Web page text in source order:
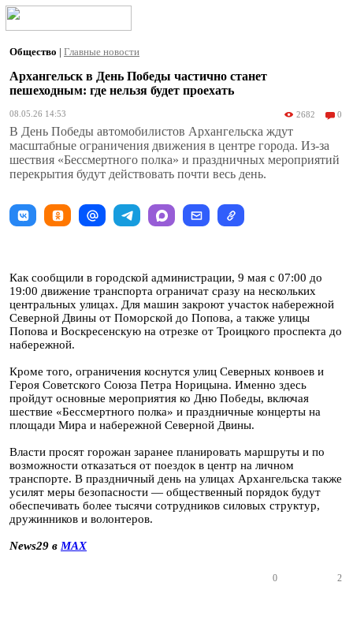
Общество | Главные новости
Архангельск в День Победы частично станет
пешеходным: где нельзя будет проехать
08.05.26 14:53 2682 0
В День Победы автомобилистов Архангельска ждут
масштабные ограничения движения в центре города. Из-за
шествия «Бессмертного полка» и праздничных мероприятий
перекрытия будут действовать почти весь день.
Как сообщили в городской администрации, 9 мая с 07:00 до
19:00 движение транспорта ограничат сразу на нескольких
центральных улицах. Для машин закроют участок набережной
Северной Двины от Поморской до Попова, а также улицы
Попова и Воскресенскую на отрезке от Троицкого проспекта до
набережной.
Кроме того, ограничения коснутся улиц Северных конвоев и
Героя Советского Союза Петра Норицына. Именно здесь
пройдут основные мероприятия ко Дню Победы, включая
шествие «Бессмертного полка» и праздничные концерты на
площади Мира и набережной Северной Двины.
Власти просят горожан заранее планировать маршруты и по
возможности отказаться от поездок в центр на личном
транспорте. В праздничный день на улицах Архангельска также
усилят меры безопасности — общественный порядок будут
обеспечивать более тысячи сотрудников силовых структур,
дружинников и волонтеров.
News29 в MAX
0 2